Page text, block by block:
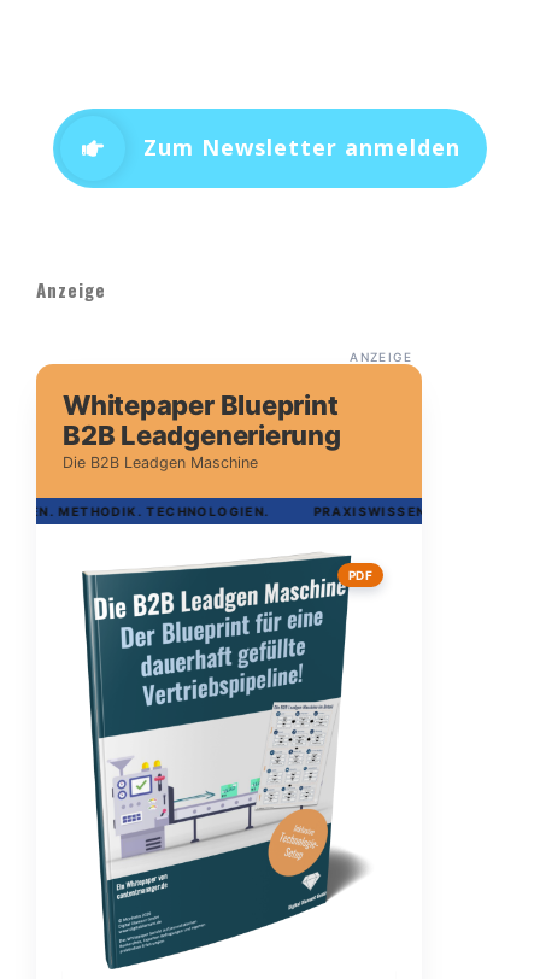
Zum Newsletter anmelden
Anzeige